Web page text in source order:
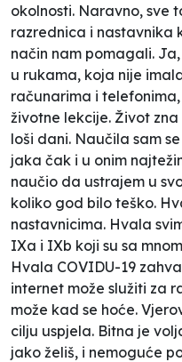
okolnosti. Naravno, sve
razrednica i nastavnika
način nam pomagali.
u rukama, koja nije
računarima i
životne lekcije. Život
loši dani. Naučila sam
jaka čak i u onim
naučio da ustrajem u
koliko god bilo teško.
nastavnicima. Hvala
IXa i IXb koji su sa
Hvala COVIDU-19
internet može služiti za
može kad se hoće.
cilju uspjela. Bitna je
jako želiš, i nemoguće